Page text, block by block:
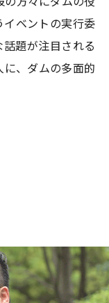
ベントの実行委
題が注目される
、ダムの多面的